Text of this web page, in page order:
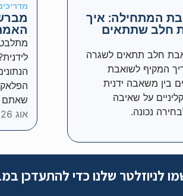
המתחילה: איך
חלב שתתאים
חלב תתאים לשגרה
המקיף לשואבת
בין משאבה ידנית
על שאיבה
נכונה.
שאתם
אוג 2026
לניוזלטר שלנו כדי להתעדכן